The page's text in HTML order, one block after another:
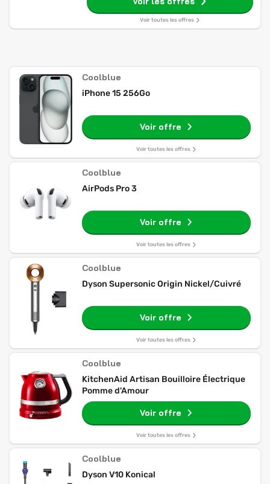
Voir toutes les offres
Coolblue
iPhone 15 256Go
Voir offre
Voir toutes les offres
Coolblue
AirPods Pro 3
Voir offre
Voir toutes les offres
Coolblue
Dyson Supersonic Origin Nickel/Cuivré
Voir offre
Voir toutes les offres
Coolblue
KitchenAid Artisan Bouilloire Électrique
Pomme d'Amour
Voir offre
Voir toutes les offres
Coolblue
Dyson V10 Konical